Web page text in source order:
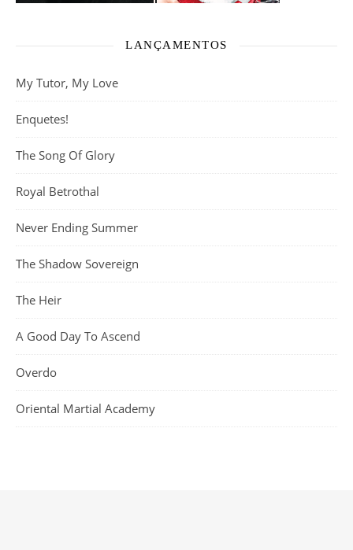
LANÇAMENTOS
My Tutor, My Love
Enquetes!
The Song Of Glory
Royal Betrothal
Never Ending Summer
The Shadow Sovereign
The Heir
A Good Day To Ascend
Overdo
Oriental Martial Academy